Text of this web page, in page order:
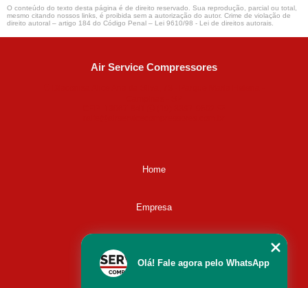
O conteúdo do texto desta página é de direito reservado. Sua reprodução, parcial ou total,
mesmo citando nossos links, é proibida sem a autorização do autor. Crime de violação de
direito autoral – artigo 184 do Código Penal – Lei 9610/98 - Lei de direitos autorais.
Air Service Compressores
Home
Empresa
Olá! Fale agora pelo WhatsApp